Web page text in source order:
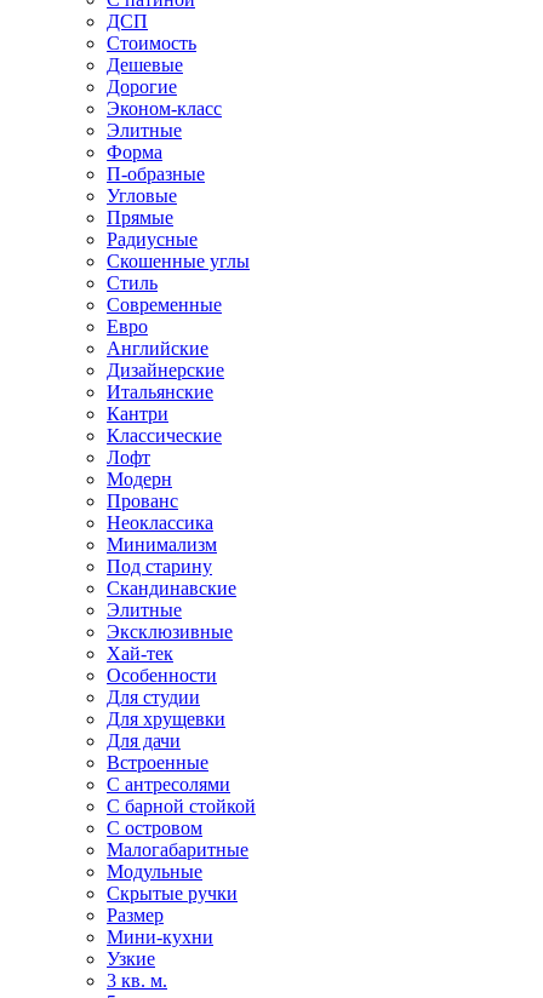
ДСП
Стоимость
Дешевые
Дорогие
Эконом-класс
Элитные
Форма
П-образные
Угловые
Прямые
Радиусные
Скошенные углы
Стиль
Современные
Евро
Английские
Дизайнерские
Итальянские
Кантри
Классические
Лофт
Модерн
Прованс
Неоклассика
Минимализм
Под старину
Скандинавские
Элитные
Эксклюзивные
Хай-тек
Особенности
Для студии
Для хрущевки
Для дачи
Встроенные
С антресолями
С барной стойкой
С островом
Малогабаритные
Модульные
Скрытые ручки
Размер
Мини-кухни
Узкие
3 кв. м.